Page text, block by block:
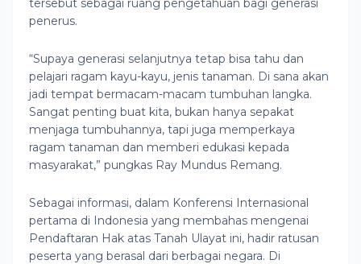
tersebut sebagai ruang pengetahuan bagi generasi
penerus.
“Supaya generasi selanjutnya tetap bisa tahu dan
pelajari ragam kayu-kayu, jenis tanaman. Di sana akan
jadi tempat bermacam-macam tumbuhan langka.
Sangat penting buat kita, bukan hanya sepakat
menjaga tumbuhannya, tapi juga memperkaya
ragam tanaman dan memberi edukasi kepada
masyarakat,” pungkas Ray Mundus Remang.
Sebagai informasi, dalam Konferensi Internasional
pertama di Indonesia yang membahas mengenai
Pendaftaran Hak atas Tanah Ulayat ini, hadir ratusan
peserta yang berasal dari berbagai negara. Di